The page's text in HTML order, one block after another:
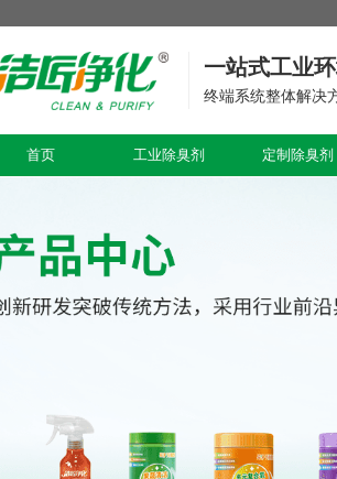
一站式工业
终端系统整体解决
首页 工业除臭剂 定制除臭剂